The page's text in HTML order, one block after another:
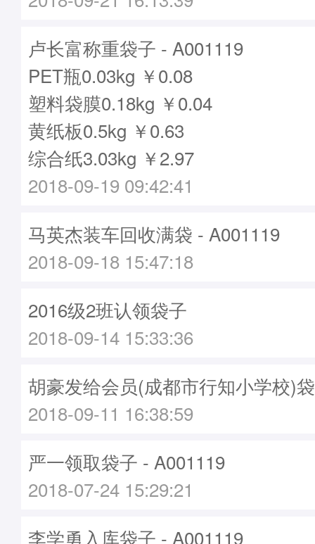
卢长富称重袋子 - A001119
PET瓶0.03kg ￥0.08
塑料袋膜0.18kg ￥0.04
黄纸板0.5kg ￥0.63
综合纸3.03kg ￥2.97
2018-09-19 09:42:41
马英杰装车回收满袋 - A001119
2018-09-18 15:47:18
2016级2班认领袋子
2018-09-14 15:33:36
胡豪发给会员(成都市行知小学校)
2018-09-11 16:38:59
严一领取袋子 - A001119
2018-07-24 15:29:21
李学勇入库袋子 - A001119